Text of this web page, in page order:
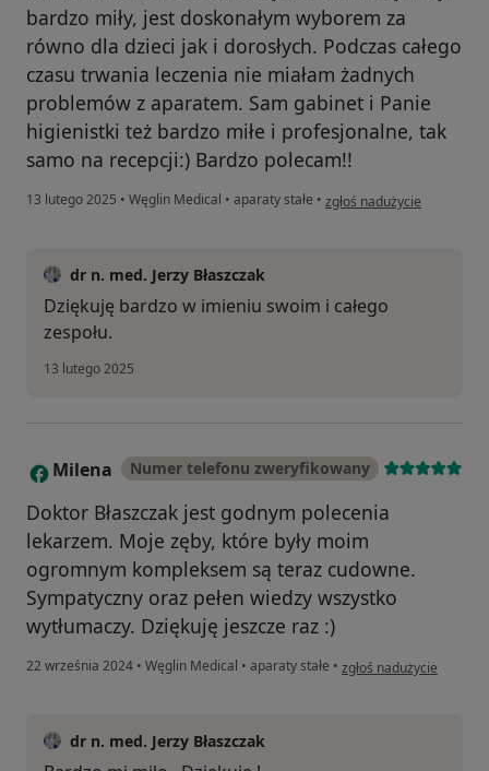
bardzo miły, jest doskonałym wyborem za
równo dla dzieci jak i dorosłych. Podczas całego
czasu trwania leczenia nie miałam żadnych
problemów z aparatem. Sam gabinet i Panie
higienistki też bardzo miłe i profesjonalne, tak
samo na recepcji:) Bardzo polecam!!
13 lutego 2025 • Węglin Medical • aparaty stałe • w opinii użytkownika Maria
zgłoś nadużycie
dr n. med. Jerzy Błaszczak
Dziękuję bardzo w imieniu swoim i całego
zespołu.
13 lutego 2025
M Milena Numer telefonu zweryfikowany
Doktor Błaszczak jest godnym polecenia
lekarzem. Moje zęby, które były moim
ogromnym kompleksem są teraz cudowne.
Sympatyczny oraz pełen wiedzy wszystko
wytłumaczy. Dziękuję jeszcze raz :)
22 września 2024 • Węglin Medical • aparaty stałe • w opinii użytkownika
zgłoś nadużycie
dr n. med. Jerzy Błaszczak